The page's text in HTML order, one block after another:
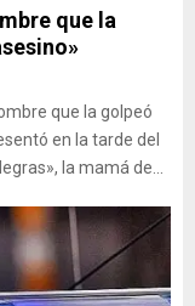
que la
que la golpeó
en la tarde del
la mamá de...